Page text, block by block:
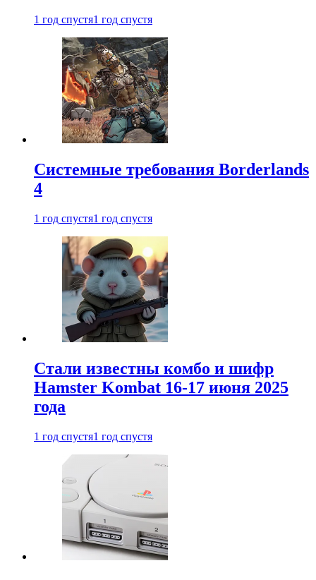
1 год спустя1 год спустя
Системные требования Borderlands
4
1 год спустя1 год спустя
Стали известны комбо и шифр
Hamster Kombat 16-17 июня 2025
года
1 год спустя1 год спустя